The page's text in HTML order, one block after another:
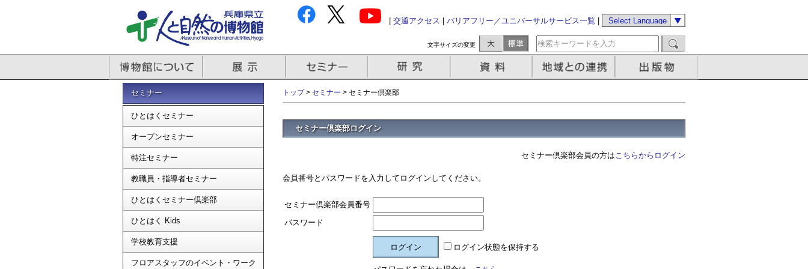
交通アクセス バリアフリー／ユニバーサルサービス一覧
文字サイズの変更
セミナー
ひとはくセミナー
オープンセミナー
特注セミナー
教職員・指導者セミナー
ひとはくセミナー倶楽部
ひとはく Kids
学校教育支援
フロアスタッフのイベント・ワーク
トップ> セミナー > セミナー倶楽部
セミナー倶楽部ログイン
セミナー倶楽部会員の方はこちらからログイン
会員番号とパスワードを入力してログインしてください。
セミナー倶楽部会員番号
パスワード
ログイン状態を保持する